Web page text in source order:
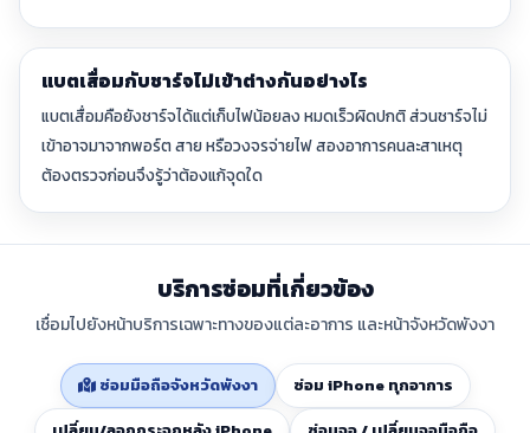
แบตเสื่อมกับชาร์จไม่เข้าต่างกันอย่างไร
แบตเสื่อมคือยังชาร์จได้แต่เก็บไฟน้อยลง หมดเร็วผิดปกติ ส่วนชาร์จไม่
เข้าอาจมาจากพอร์ต สาย หรือวงจรจ่ายไฟ สองอาการคนละสาเหตุ
ต้องตรวจก่อนจึงรู้ว่าต้องแก้จุดใด
บริการซ่อมที่เกี่ยวข้อง
เชื่อมไปยังหน้าบริการเฉพาะทางของแต่ละอาการ และหน้าจังหวัดพังงา
ซ่อมมือถือจังหวัดพังงา
ซ่อม iPhone ทุกอาการ